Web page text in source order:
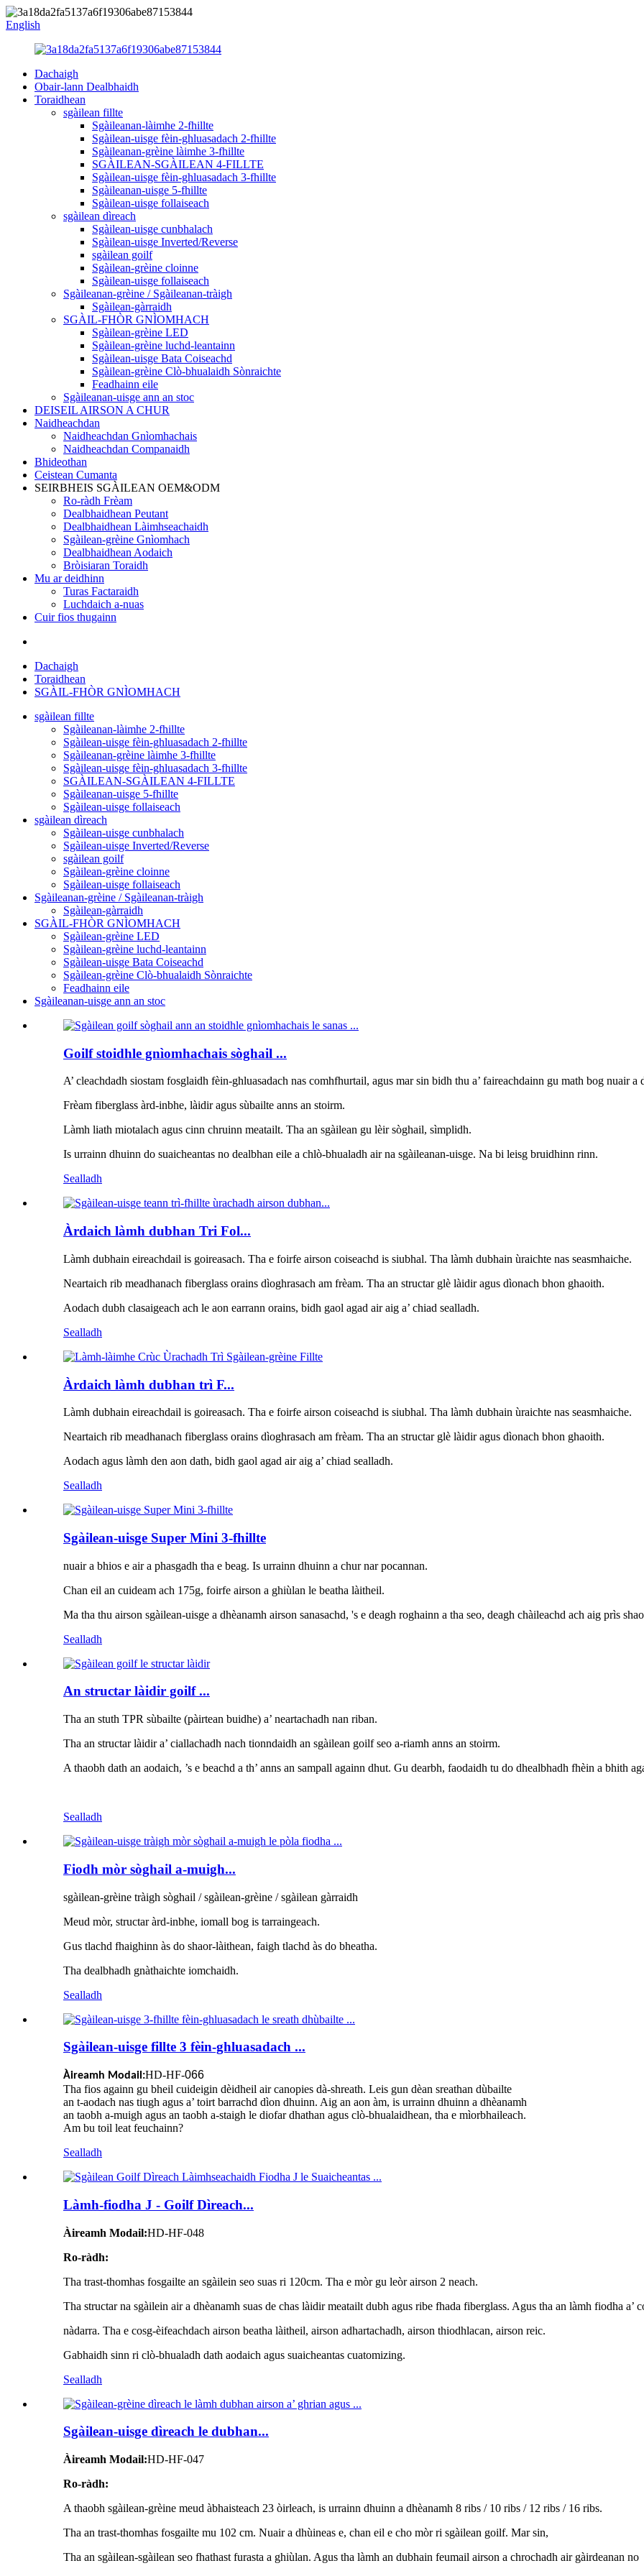
English
Dachaigh
Obair-lann Dealbhaidh
Toraidhean
sgàilean fillte
Sgàileanan-làimhe 2-fhillte
Sgàilean-uisge fèin-ghluasadach 2-fhillte
Sgàileanan-grèine làimhe 3-fhillte
SGÀILEAN-SGÀILEAN 4-FILLTE
Sgàilean-uisge fèin-ghluasadach 3-fhillte
Sgàileanan-uisge 5-fhillte
Sgàilean-uisge follaiseach
sgàilean dìreach
Sgàilean-uisge cunbhalach
Sgàilean-uisge Inverted/Reverse
sgàilean goilf
Sgàilean-grèine cloinne
Sgàilean-uisge follaiseach
Sgàileanan-grèine / Sgàileanan-tràigh
Sgàilean-gàrraidh
SGÀIL-FHÒR GNÌOMHACH
Sgàilean-grèine LED
Sgàilean-grèine luchd-leantainn
Sgàilean-uisge Bata Coiseachd
Sgàilean-grèine Clò-bhualaidh Sònraichte
Feadhainn eile
Sgàileanan-uisge ann an stoc
DEISEIL AIRSON A CHUR
Naidheachdan
Naidheachdan Gnìomhachais
Naidheachdan Companaidh
Bhideothan
Ceistean Cumanta
SEIRBHEIS SGÀILEAN OEM&ODM
Ro-ràdh Frèam
Dealbhaidhean Peutant
Dealbhaidhean Làimhseachaidh
Sgàilean-grèine Gnìomhach
Dealbhaidhean Aodaich
Bròisiaran Toraidh
Mu ar deidhinn
Turas Factaraidh
Luchdaich a-nuas
Cuir fios thugainn
Dachaigh
Toraidhean
SGÀIL-FHÒR GNÌOMHACH
sgàilean fillte
Sgàileanan-làimhe 2-fhillte
Sgàilean-uisge fèin-ghluasadach 2-fhillte
Sgàileanan-grèine làimhe 3-fhillte
Sgàilean-uisge fèin-ghluasadach 3-fhillte
SGÀILEAN-SGÀILEAN 4-FILLTE
Sgàileanan-uisge 5-fhillte
Sgàilean-uisge follaiseach
sgàilean dìreach
Sgàilean-uisge cunbhalach
Sgàilean-uisge Inverted/Reverse
sgàilean goilf
Sgàilean-grèine cloinne
Sgàilean-uisge follaiseach
Sgàileanan-grèine / Sgàileanan-tràigh
Sgàilean-gàrraidh
SGÀIL-FHÒR GNÌOMHACH
Sgàilean-grèine LED
Sgàilean-grèine luchd-leantainn
Sgàilean-uisge Bata Coiseachd
Sgàilean-grèine Clò-bhualaidh Sònraichte
Feadhainn eile
Sgàileanan-uisge ann an stoc
Goilf stoidhle gnìomhachais sòghail ...
A’ cleachdadh siostam fosglaidh fèin-ghluasadach nas comhfhurtail, agus mar sin bidh thu a’ faireachdainn gu math bog nuair a
Frèam fiberglass àrd-inbhe, làidir agus sùbailte anns an stoirm.
Làmh liath miotalach agus cinn chruinn meatailt. Tha an sgàilean gu lèir sòghail, sìmplidh.
Is urrainn dhuinn do suaicheantas no dealbhan eile a chlò-bhualadh air na sgàileanan-uisge. Na bi leisg bruidhinn rinn.
Sealladh
Àrdaich làmh dubhan Tri Fol...
Làmh dubhain eireachdail is goireasach. Tha e foirfe airson coiseachd is siubhal. Tha làmh dubhain ùraichte nas seasmhaiche.
Neartaich rib meadhanach fiberglass orains dìoghrasach am frèam. Tha an structar glè làidir agus dìonach bhon ghaoith.
Aodach dubh clasaigeach ach le aon earrann orains, bidh gaol agad air aig a’ chiad sealladh.
Sealladh
Àrdaich làmh dubhan trì F...
Làmh dubhain eireachdail is goireasach. Tha e foirfe airson coiseachd is siubhal. Tha làmh dubhain ùraichte nas seasmhaiche.
Neartaich rib meadhanach fiberglass orains dìoghrasach am frèam. Tha an structar glè làidir agus dìonach bhon ghaoith.
Aodach agus làmh den aon dath, bidh gaol agad air aig a’ chiad sealladh.
Sealladh
Sgàilean-uisge Super Mini 3-fhillte
nuair a bhios e air a phasgadh tha e beag. Is urrainn dhuinn a chur nar pocannan.
Chan eil an cuideam ach 175g, foirfe airson a ghiùlan le beatha làitheil.
Ma tha thu airson sgàilean-uisge a dhèanamh airson sanasachd, 's e deagh roghainn a tha seo, deagh chàileachd ach aig prìs
Sealladh
An structar làidir goilf ...
Tha an stuth TPR sùbailte (pàirtean buidhe) a’ neartachadh nan riban.
Tha an structar làidir a’ ciallachadh nach tionndaidh an sgàilean goilf seo a-riamh anns an stoirm.
A thaobh dath an aodaich, ’s e beachd a th’ anns an sampall againn dhut. Gu dearbh, faodaidh tu do dhealbhadh fhèin a bhith
Sealladh
Fiodh mòr sòghail a-muigh...
sgàilean-grèine tràigh sòghail / sgàilean-grèine / sgàilean gàrraidh
Meud mòr, structar àrd-inbhe, iomall bog is tarraingeach.
Gus tlachd fhaighinn às do shaor-làithean, faigh tlachd às do bheatha.
Tha dealbhadh gnàthaichte iomchaidh.
Sealladh
Sgàilean-uisge fillte 3 fèin-ghluasadach ...
Àireamh Modail:HD-HF-066
Tha fios againn gu bheil cuideigin dèidheil air canopies dà-shreath. Leis gun dèan sreathan dùbailte
an t-aodach nas tiugh agus a’ toirt barrachd dìon dhuinn. Aig an aon àm, is urrainn dhuinn a dhèanamh
an taobh a-muigh agus an taobh a-staigh le diofar dhathan agus clò-bhualaidhean, tha e mìorbhaileach.
Am bu toil leat feuchainn?
Sealladh
Làmh-fiodha J - Goilf Dìreach...
Àireamh Modail:HD-HF-048
Ro-ràdh:
Tha trast-thomhas fosgailte an sgàilein seo suas ri 120cm. Tha e mòr gu leòr airson 2 neach.
Tha structar na sgàilein air a dhèanamh suas de chas làidir meatailt dubh agus ribe fhada fiberglass. Agus tha an làmh fiodha a’
nàdarra. Tha e cosg-èifeachdach airson beatha làitheil, airson adhartachadh, airson thiodhlacan, airson reic.
Gabhaidh sinn ri clò-bhualadh dath aodaich agus suaicheantas cuatomizing.
Sealladh
Sgàilean-uisge dìreach le dubhan...
Àireamh Modail:HD-HF-047
Ro-ràdh:
A thaobh sgàilean-grèine meud àbhaisteach 23 òirleach, is urrainn dhuinn a dhèanamh 8 ribs / 10 ribs / 12 ribs / 16 ribs.
Tha an trast-thomhas fosgailte mu 102 cm. Nuair a dhùineas e, chan eil e cho mòr ri sgàilean goilf. Mar sin,
Tha an sgàilean-sgàilean seo fhathast furasta a ghiùlan. Agus tha làmh an dubhain feumail airson a chrochadh air gàirdeanan no